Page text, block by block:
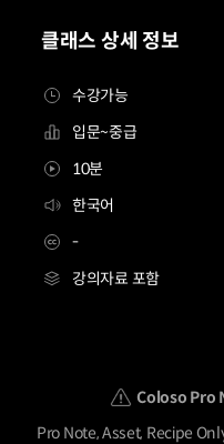
클래스 상세 정보
수강가능
입문~중급
10분
한국어
-
강의자료 포함
Coloso Pro
Pro Note, Asset, Recipe